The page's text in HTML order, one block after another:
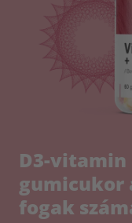
D3-vitamin
gumicukor
fogak